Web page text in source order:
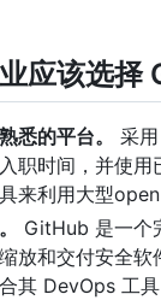
应该选择
悉的平台。
采
职时间，并使用
来利用大型open
GitHub 是一个
放和交付安全
其 DevOps 工